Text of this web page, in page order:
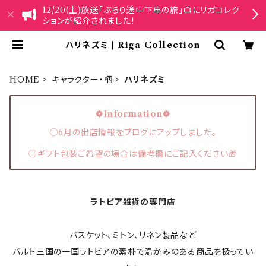
12/20(土)放送「ぶらり途中下車の旅」📺にリガコレク
ションが紹介されました!
ハリネズミ | Riga Collection
HOME キャラクター・柄 ハリネズミ
❁Information❁
○6月の出店情報をブログにアップしました。
○ギフト包装ご希望の場合は備考欄にご記入ください🎁
ラトビア雑貨の専門店
バスケット、ミトン、リネン製品など
バルト三国の一国ラトビアの素朴で温かみのある商品を扱ってい